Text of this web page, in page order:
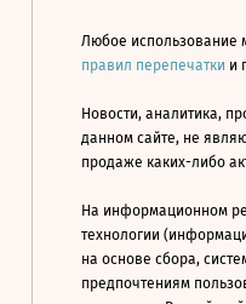
Любое использование
правил перепечатки и
Новости, аналитика,
данном сайте, не
продаже каких-либо
На информационном
технологии
на основе сбора,
предпочтениям